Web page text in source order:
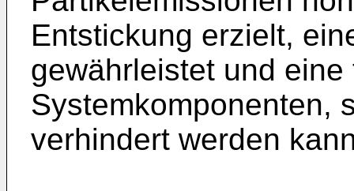
Entstickung erzielt,
gewährleistet und
Systemkomponenten,
verhindert werden